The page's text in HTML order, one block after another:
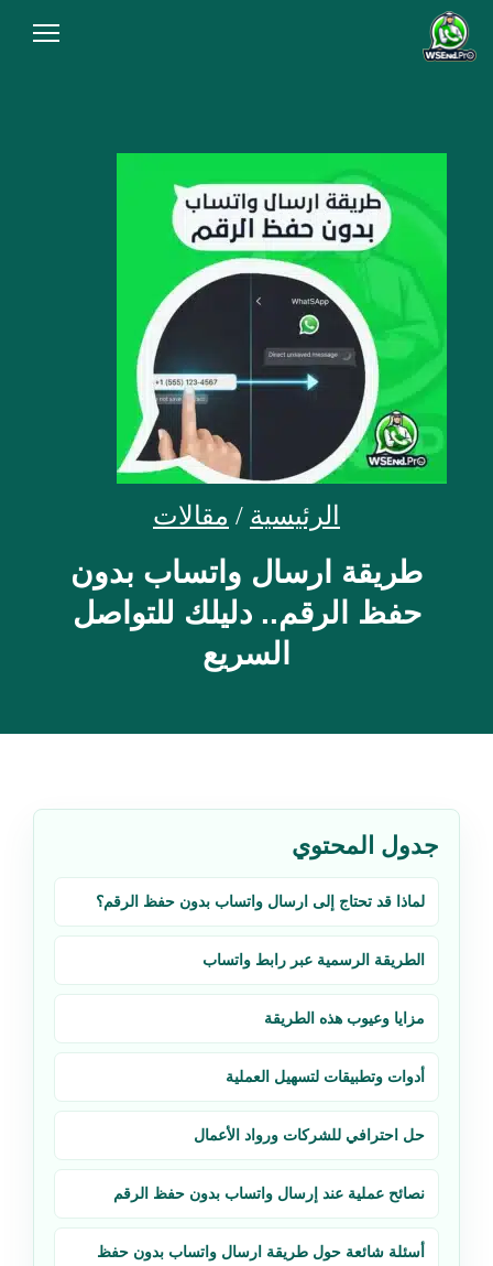
الرئيسية
سياسة الخصوصية
شروط الاستخدام
الاسئلة الشائعة
أنشئ رابط الآن
الرئيسية / مقالات
طريقة ارسال واتساب بدون
حفظ الرقم.. دليلك للتواصل
السريع
جدول المحتوي
لماذا قد تحتاج إلى ارسال واتساب بدون حفظ الرقم؟
الطريقة الرسمية عبر رابط واتساب
مزايا وعيوب هذه الطريقة
أدوات وتطبيقات لتسهيل العملية
حل احترافي للشركات ورواد الأعمال
نصائح عملية عند إرسال واتساب بدون حفظ الرقم
أسئلة شائعة حول طريقة ارسال واتساب بدون حفظ